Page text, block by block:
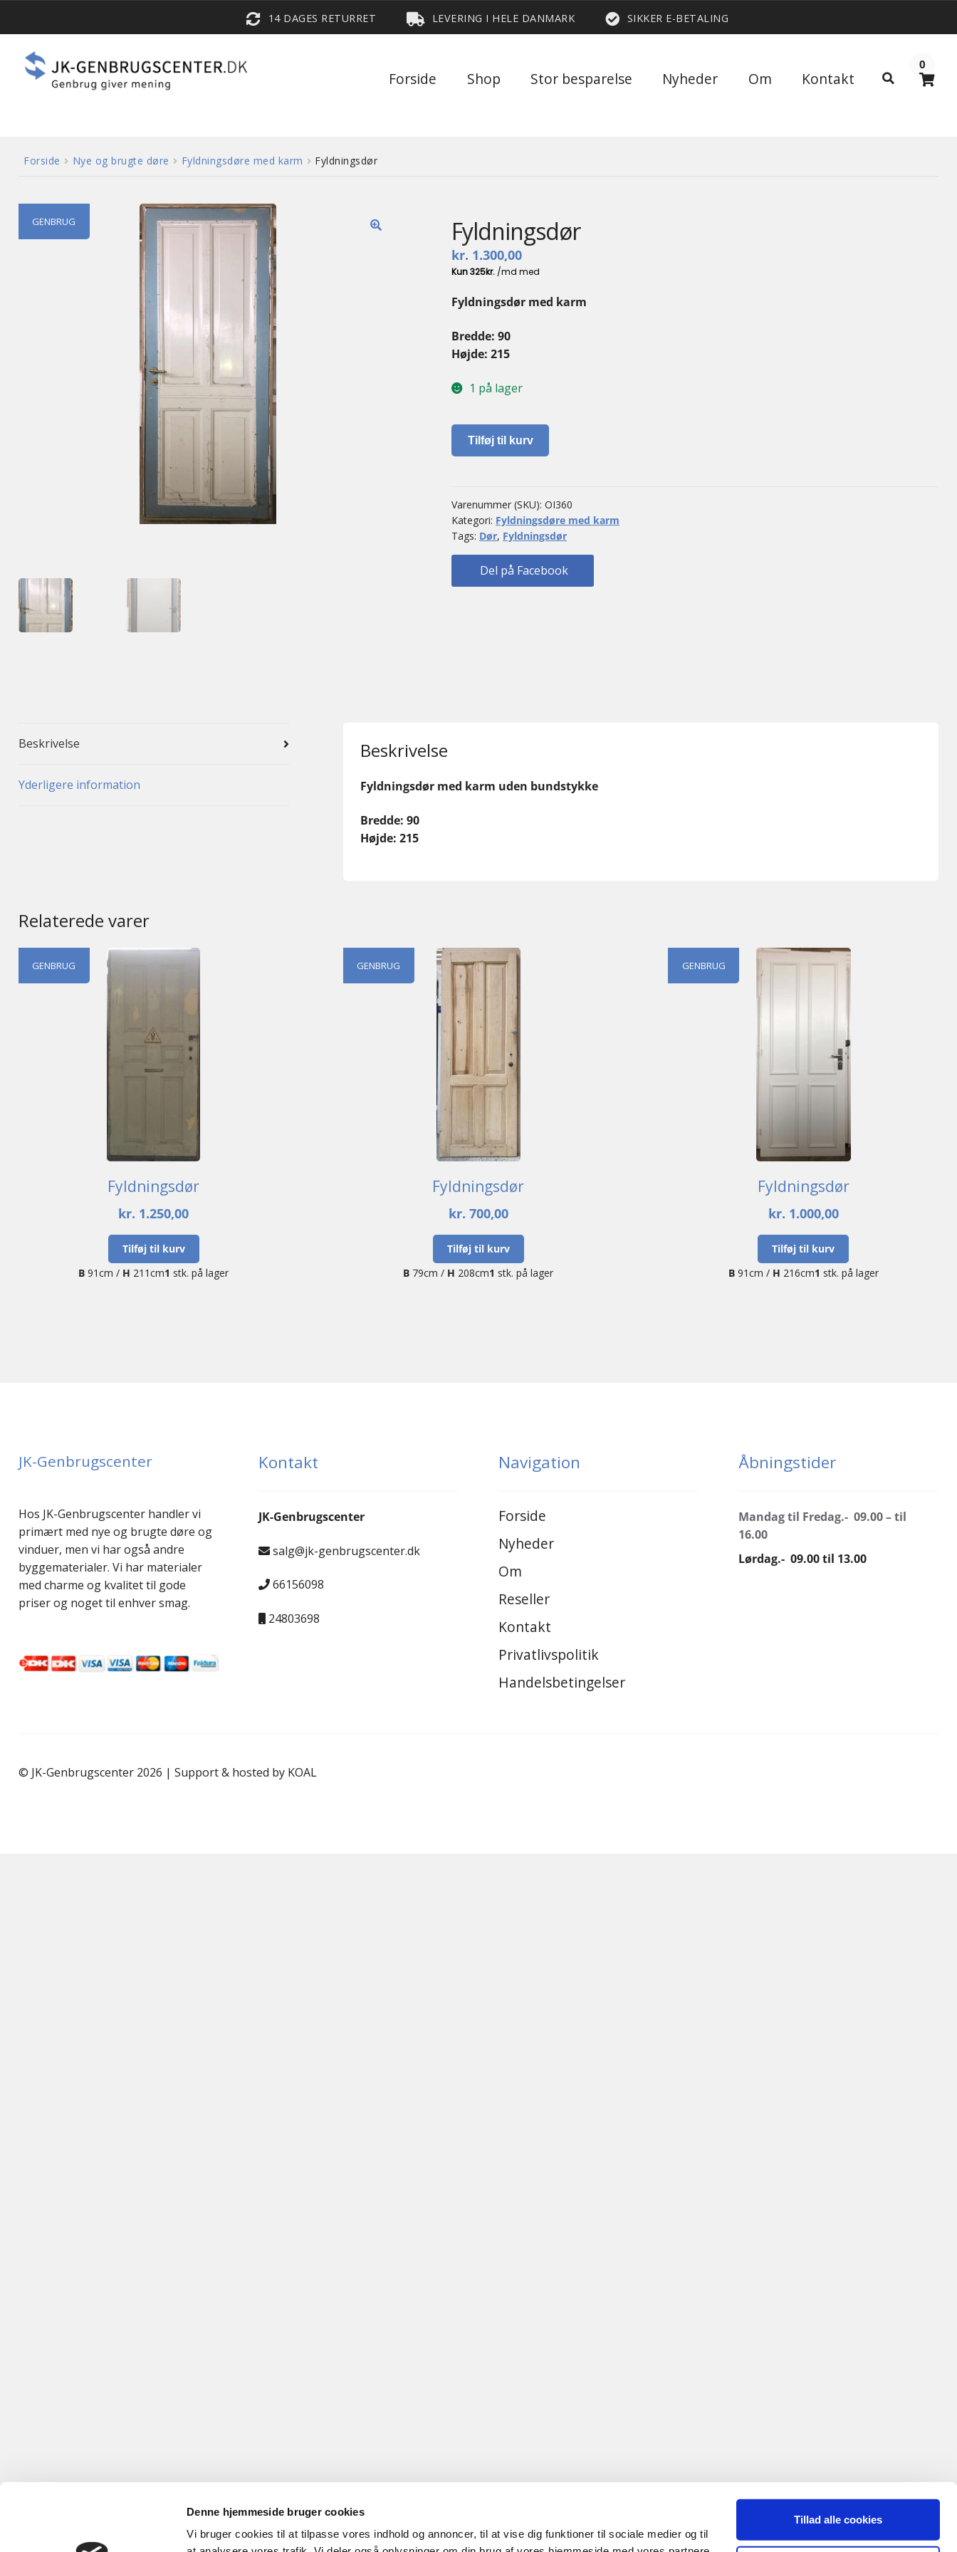
Denne hjemmeside bruger cookies
Vi bruger cookies til at tilpasse vores indhold og annoncer, til at vise dig funktioner til sociale medier og til
Tillad alle cookies
14 DAGES RETURRET LEVERING I HELE DANMARK SIKKER E-BETALING
Forside Shop Stor besparelse Nyheder Om Kontakt
Søg
0
Forside Nye og brugte døre Fyldningsdøre med karm Fyldningsdør
GENBRUG Fyldningsdør
kr. 1.300,00
Fyldningsdør med karm
Bredde: 90
Højde: 215
1 på lager
Fyldningsdør
antal
Tilføj til kurv
Varenummer (SKU): OI360
Kategori: Fyldningsdøre med karm
Tags: Dør, Fyldningsdør
Del på Facebook
Beskrivelse
Yderligere information
Beskrivelse
Fyldningsdør med karm uden bundstykke
Bredde: 90
Højde: 215
Relaterede varer
GENBRUG
Fyldningsdør
kr. 1.250,00
Tilføj til kurv
B 91cm / H 211cm1 stk. på lager
GENBRUG
Fyldningsdør
kr. 700,00
Tilføj til kurv
B 79cm / H 208cm1 stk. på lager
GENBRUG
Fyldningsdør
kr. 1.000,00
Tilføj til kurv
B91cm / H 216cm1 stk. på lager
JK-Genbrugscenter
Hos JK-Genbrugscenter handler vi
primært med nye og brugte døre og
vinduer, men vi har også andre
byggematerialer. Vi har materialer
med charme og kvalitet til gode
priser og noget til enhver smag.
Kontakt
JK-Genbrugscenter
salg@jk-genbrugscenter.dk
66156098
24803698
Navigation
Forside
Nyheder
Om
Reseller
Kontakt
Privatlivspolitik
Handelsbetingelser
Åbningstider
Mandag til Fredag.- 09.00 – til
16.00
Lørdag.- 09.00 til 13.00
© JK-Genbrugscenter 2026 | Support & hosted by KOAL